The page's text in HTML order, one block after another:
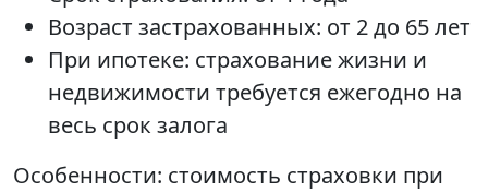
Возраст застрахованных: от 2 до 65 лет
При ипотеке: страхование жизни и
недвижимости требуется ежегодно на
весь срок залога
Особенности: стоимость страховки при